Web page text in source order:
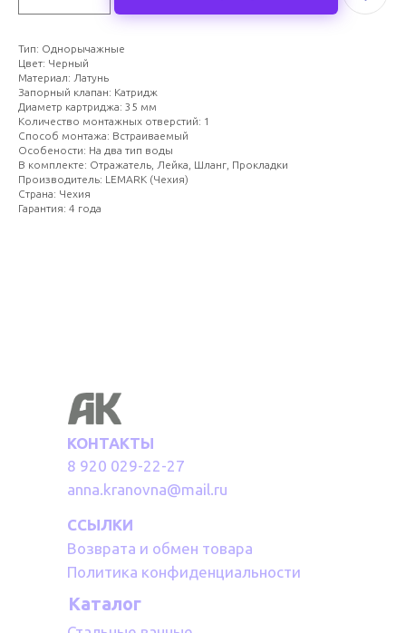
Тип: Однорычажные
Цвет: Черный
Материал: Латунь
Запорный клапан: Катридж
Диаметр картриджа: 35 мм
Количество монтажных отверстий: 1
Способ монтажа: Встраиваемый
Особености: На два тип воды
В комплекте: Отражатель, Лейка, Шланг, Прокладки
Производитель: LEMARK (Чехия)
Страна: Чехия
Гарантия: 4 года
КОНТАКТЫ
8 920 029-22-27
anna.kranovna@mail.ru
ССЫЛКИ
Возврата и обмен товара
Политика конфиденциальности
Каталог